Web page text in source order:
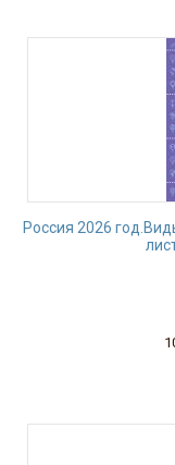
Россия 2026